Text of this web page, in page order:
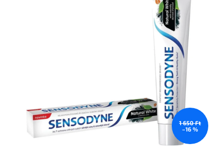
1 650 Ft
–16 %